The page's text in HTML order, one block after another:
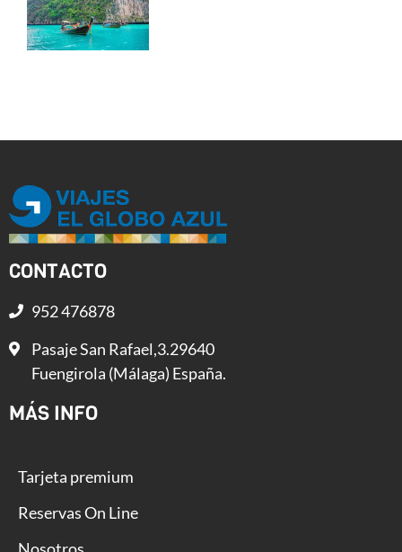
CONTACTO
952 476878
Pasaje San Rafael,3.29640
Fuengirola (Málaga) España.
MÁS INFO
Tarjeta premium
Reservas On Line